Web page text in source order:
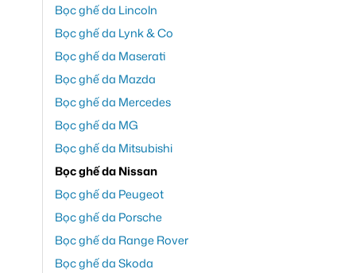
Bọc ghế da Lincoln
Bọc ghế da Lynk & Co
Bọc ghế da Maserati
Bọc ghế da Mazda
Bọc ghế da Mercedes
Bọc ghế da MG
Bọc ghế da Mitsubishi
Bọc ghế da Nissan
Bọc ghế da Peugeot
Bọc ghế da Porsche
Bọc ghế da Range Rover
Bọc ghế da Skoda